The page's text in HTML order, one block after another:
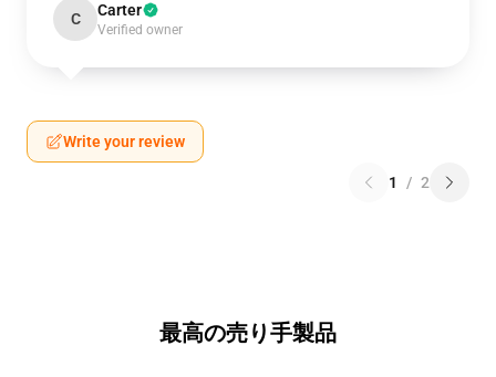
C Carter
Verified owner
Write your review
1 / 2
最高の売り手製品